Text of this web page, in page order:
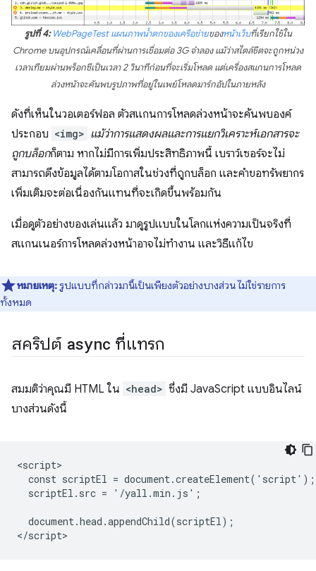
รูปที่ 4: WebPageTest แผนภาพน้ำตกของเครือข่ายของหน้าเว็บที่เรียกใช้ใน
Chrome บนอุปกรณ์เคลื่อนที่ผ่านการเชื่อมต่อ 3G จำลอง แม้ว่าสไตล์ชีตจะถูกหน่วง
เวลาเทียมผ่านพร็อกซีเป็นเวลา 2 วินาทีก่อนที่จะเริ่มโหลด แต่เครื่องสแกนการโหลด
ล่วงหน้าจะค้นพบรูปภาพที่อยู่ในเพย์โหลดมาร์กอัปในภายหลัง
ดังที่เห็นในวอเตอร์ฟอล ตัวสแกนการโหลดล่วงหน้าจะค้นพบองค์
ประกอบ <img> แม้ว่าการแสดงผลและการแยกวิเคราะห์เอกสารจะ
ถูกบล็อกก็ตาม หากไม่มีการเพิ่มประสิทธิภาพนี้ เบราว์เซอร์จะไม่
สามารถดึงข้อมูลได้ตามโอกาสในช่วงที่ถูกบล็อก และคำขอทรัพยากร
เพิ่มเติมจะต่อเนื่องกันแทนที่จะเกิดขึ้นพร้อมกัน
เมื่อดูตัวอย่างของเล่นแล้ว มาดูรูปแบบในโลกแห่งความเป็นจริงที่
สแกนเนอร์การโหลดล่วงหน้าอาจไม่ทำงาน และวิธีแก้ไข
หมายเหตุ:รูปแบบที่กล่าวมานี้เป็นเพียงตัวอย่างบางส่วน ไม่ใช่รายการ
ทั้งหมด
สคริปต์ async ที่แทรก
สมมติว่าคุณมี HTML ใน <head> ซึ่งมี JavaScript แบบอินไลน์
บางส่วนดังนี้
<script>
  const scriptEl = document.createElement('script');
  scriptEl.src = '/yall.min.js';
  document.head.appendChild(scriptEl);